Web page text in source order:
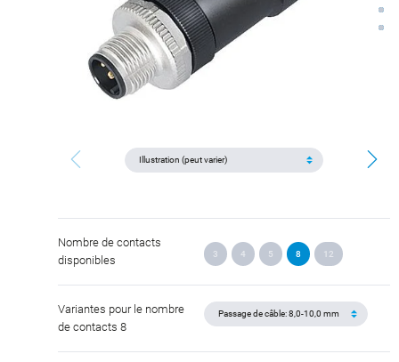
Nombre de contacts
disponibles
3 4 5 8 12
Variantes pour le nombre
de contacts 8